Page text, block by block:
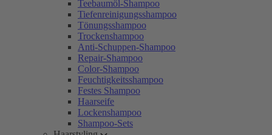
Teebaumöl-Shampoo
Tiefenreinigungsshampoo
Tönungsshampoo
Trockenshampoo
Anti-Schuppen-Shampoo
Repair-Shampoo
Color-Shampoo
Feuchtigkeitsshampoo
Festes Shampoo
Haarseife
Lockenshampoo
Shampoo-Sets